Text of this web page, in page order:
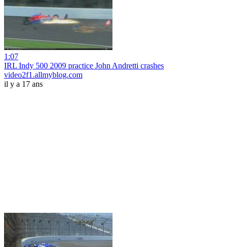
1:07
IRL Indy 500 2009 practice John Andretti crashes
video2f1.allmyblog.com
il y a 17 ans